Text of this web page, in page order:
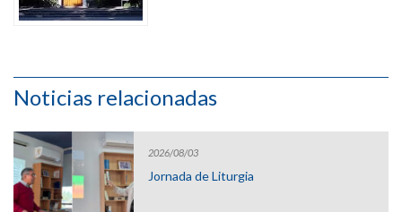
Noticias relacionadas
2026/08/03
Jornada de Liturgia